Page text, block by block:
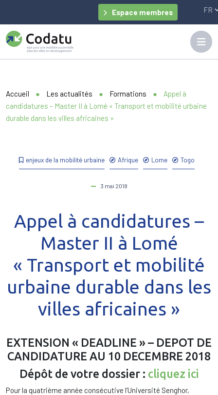
Espace membres
Accueil ● Les actualités ● Formations ●
Appel à
candidatures – Master II à Lomé « Transport et mobilité urbaine
durable dans les villes africaines »
enjeux de la mobilité urbaine Afrique Lome Togo
3 mai 2018
Appel à candidatures –
Master II à Lomé
« Transport et mobilité
urbaine durable dans les
villes africaines »
EXTENSION « DEADLINE » – DEPOT DE
CANDIDATURE AU 10 DECEMBRE 2018
Dépôt de votre dossier : cliquez ici
Pour la quatrième année consécutive l’Université Senghor,
Panneau de gestion des cookies